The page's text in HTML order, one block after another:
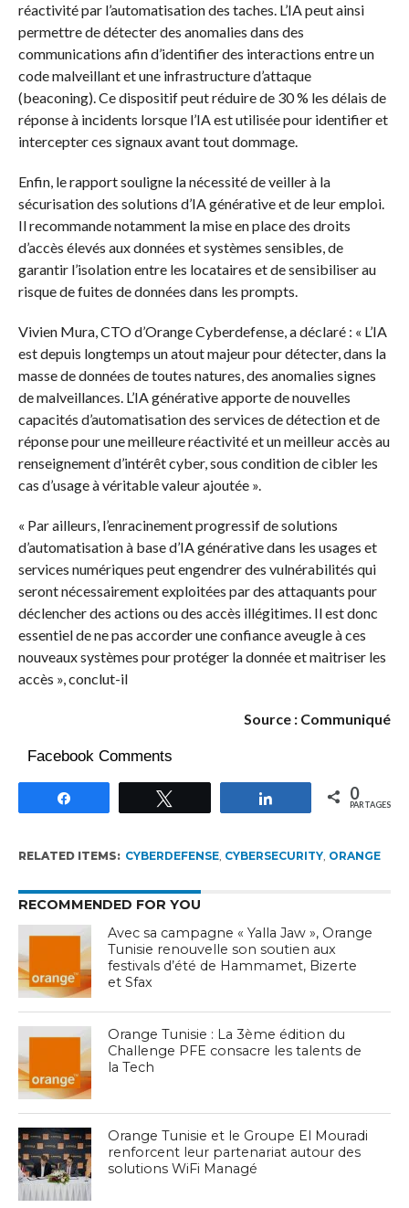
réactivité par l’automatisation des taches. L’IA peut ainsi
permettre de détecter des anomalies dans des
communications afin d’identifier des interactions entre un
code malveillant et une infrastructure d’attaque
(beaconing). Ce dispositif peut réduire de 30 % les délais de
réponse à incidents lorsque l’IA est utilisée pour identifier et
intercepter ces signaux avant tout dommage.
Enfin, le rapport souligne la nécessité de veiller à la
sécurisation des solutions d’IA générative et de leur emploi.
Il recommande notamment la mise en place des droits
d’accès élevés aux données et systèmes sensibles, de
garantir l’isolation entre les locataires et de sensibiliser au
risque de fuites de données dans les prompts.
Vivien Mura, CTO d’Orange Cyberdefense, a déclaré : « L’IA
est depuis longtemps un atout majeur pour détecter, dans la
masse de données de toutes natures, des anomalies signes
de malveillances. L’IA générative apporte de nouvelles
capacités d’automatisation des services de détection et de
réponse pour une meilleure réactivité et un meilleur accès au
renseignement d’intérêt cyber, sous condition de cibler les
cas d’usage à véritable valeur ajoutée ».
« Par ailleurs, l’enracinement progressif de solutions
d’automatisation à base d’IA générative dans les usages et
services numériques peut engendrer des vulnérabilités qui
seront nécessairement exploitées par des attaquants pour
déclencher des actions ou des accès illégitimes. Il est donc
essentiel de ne pas accorder une confiance aveugle à ces
nouveaux systèmes pour protéger la donnée et maitriser les
accès », conclut-il
Source : Communiqué
Facebook Comments
Partagez 0
PARTAGES
RELATED ITEMS: CYBERDEFENSE, CYBERSECURITY, ORANGE
RECOMMENDED FOR YOU
Avec sa campagne « Yalla Jaw », Orange
Tunisie renouvelle son soutien aux
festivals d’été de Hammamet, Bizerte
et Sfax
Orange Tunisie : La 3ème édition du
Challenge PFE consacre les talents de
la Tech
Orange Tunisie et le Groupe El Mouradi
renforcent leur partenariat autour des
solutions WiFi Managé